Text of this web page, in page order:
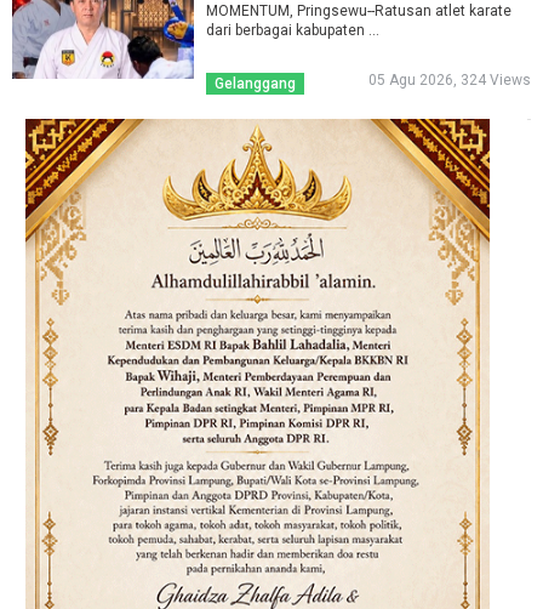
MOMENTUM, Pringsewu--Ratusan atlet karate
dari berbagai kabupaten ...
Gelanggang 05 Agu 2026, 324 Views